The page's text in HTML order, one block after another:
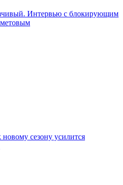
Интервью с блокирующим
сезону усилится